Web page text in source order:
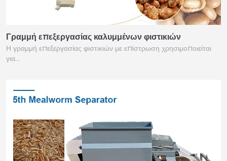
Γραμμή επεξεργασίας καλυμμένων φιστικιών
Η γραμμή επεξεργασίας φιστικιών με επίστρωση χρησιμοποιείται
για…